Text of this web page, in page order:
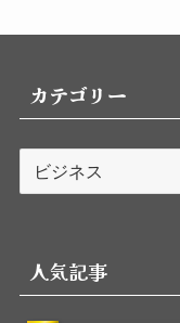
カテゴリー
ー人気記事